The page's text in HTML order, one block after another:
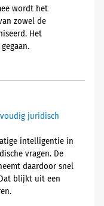
wordt het
zowel de
Het
juridisch
intelligentie in
vragen. De
daardoor snel
blijkt uit een